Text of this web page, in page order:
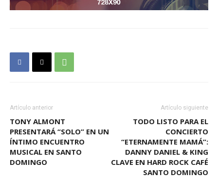
Artículo anterior
TONY ALMONT
PRESENTARÁ “SOLO” EN UN
ÍNTIMO ENCUENTRO
MUSICAL EN SANTO
DOMINGO
Artículo siguiente
TODO LISTO PARA EL
CONCIERTO
“ETERNAMENTE MAMÁ”:
DANNY DANIEL & KING
CLAVE EN HARD ROCK CAFÉ
SANTO DOMINGO